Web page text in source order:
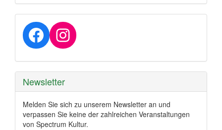
Facebook
Instagram
Newsletter
Melden Sie sich zu unserem Newsletter an und
verpassen Sie keine der zahlreichen Veranstaltungen
von Spectrum Kultur.